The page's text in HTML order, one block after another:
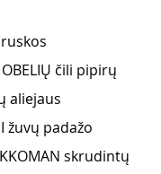
čili pipirų
aliejaus
žuvų padažo
skrudintų